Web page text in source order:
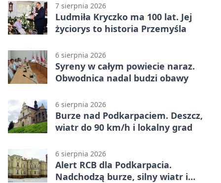
7 sierpnia 2026
Ludmiła Kryczko ma 100 lat. Jej
życiorys to historia Przemyśla
6 sierpnia 2026
Syreny w całym powiecie naraz.
Obwodnica nadal budzi obawy
6 sierpnia 2026
Burze nad Podkarpaciem. Deszcz,
wiatr do 90 km/h i lokalny grad
6 sierpnia 2026
Alert RCB dla Podkarpacia.
Nadchodzą burze, silny wiatr i